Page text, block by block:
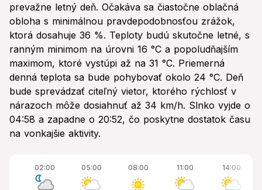
prevažne letný deň. Očakáva sa čiastočne oblačná
obloha s minimálnou pravdepodobnosťou zrážok,
ktorá dosahuje 36 %. Teploty budú skutočne letné, s
ranným minimom na úrovni 16 °C a popoludňajším
maximom, ktoré vystúpi až na 31 °C. Priemerná
denná teplota sa bude pohybovať okolo 24 °C. Deň
bude sprevádzať citeľný vietor, ktorého rýchlosť v
nárazoch môže dosiahnuť až 34 km/h. Slnko vyjde o
04:58 a zapadne o 20:52, čo poskytne dostatok času
na vonkajšie aktivity.
02:00 05:00 08:00 11:00 14:00